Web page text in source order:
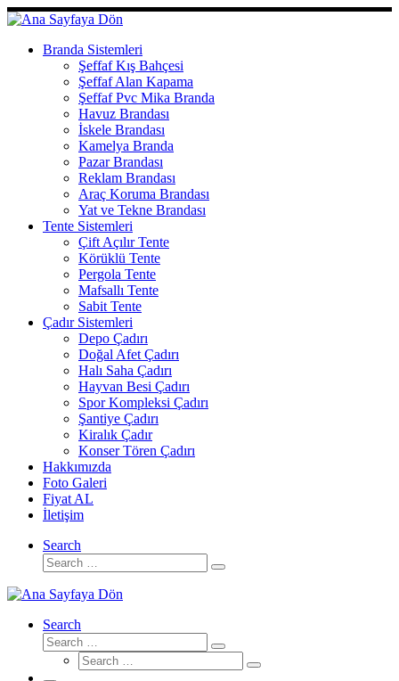
Skip
to
contentBranda Sistemleri
Şeffaf Kış Bahçesi
Şeffaf Alan Kapama
Şeffaf Pvc Mika Branda
Havuz Brandası
İskele Brandası
Kamelya Branda
Pazar Brandası
Reklam Brandası
Araç Koruma Brandası
Yat ve Tekne Brandası
Tente Sistemleri
Çift Açılır Tente
Körüklü Tente
Pergola Tente
Mafsallı Tente
Sabit Tente
Çadır Sistemleri
Depo Çadırı
Doğal Afet Çadırı
Halı Saha Çadırı
Hayvan Besi Çadırı
Spor Kompleksi Çadırı
Şantiye Çadırı
Kiralık Çadır
Konser Tören Çadırı
Hakkımızda
Foto Galeri
Fiyat AL
İletişim
Search
Search
Search
Search
Search
Search
Search
Search